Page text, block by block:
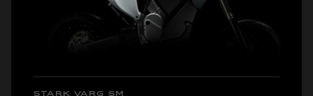
STARK VARG SM